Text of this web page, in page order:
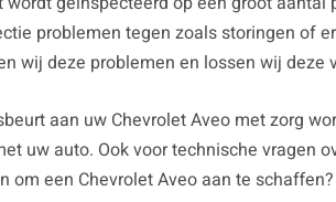
problemen tegen zoals storingen of
wij deze problemen en lossen wij deze
aan uw Chevrolet Aveo met zorg
uw auto. Ook voor technische vragen
om een Chevrolet Aveo aan te